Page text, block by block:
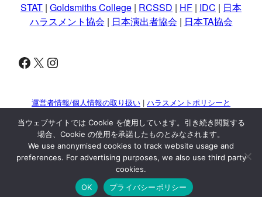
STAT | Goldsmiths College | RCSSD | HF | IDC | 日本
ハラスメント協会 | 日本演出者協会 | 日本TA協会
Facebook X Instagram
運営者情報/個人情報の取り扱い | ハラスメントポリシーと
引用および転載について
This site is protected by reCAPTCHA and the GooglePrivacy Policy
andTerms of Serviceapply.
© 2024 Kaoru Kuwata. All rights reserved.
当ウェブサイトでは Cookie を使用しています。引き続き閲覧する
場合、Cookie の使用を承諾したものとみなされます。
We use anonymised cookies to track website usage and
preferences. For advertising purposes, we also use third party
cookies.
OK
プライバシーポリシー